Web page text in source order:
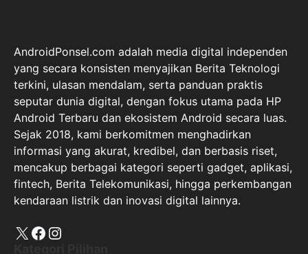
AndroidPonsel.com adalah media digital independen
yang secara konsisten menyajikan Berita Teknologi
terkini, ulasan mendalam, serta panduan praktis
seputar dunia digital, dengan fokus utama pada HP
Android Terbaru dan ekosistem Android secara luas.
Sejak 2018, kami berkomitmen menghadirkan
informasi yang akurat, kredibel, dan berbasis riset,
mencakup berbagai kategori seperti gadget, aplikasi,
fintech, Berita Telekomunikasi, hingga perkembangan
kendaraan listrik dan inovasi digital lainnya.
X Facebook
Instagram